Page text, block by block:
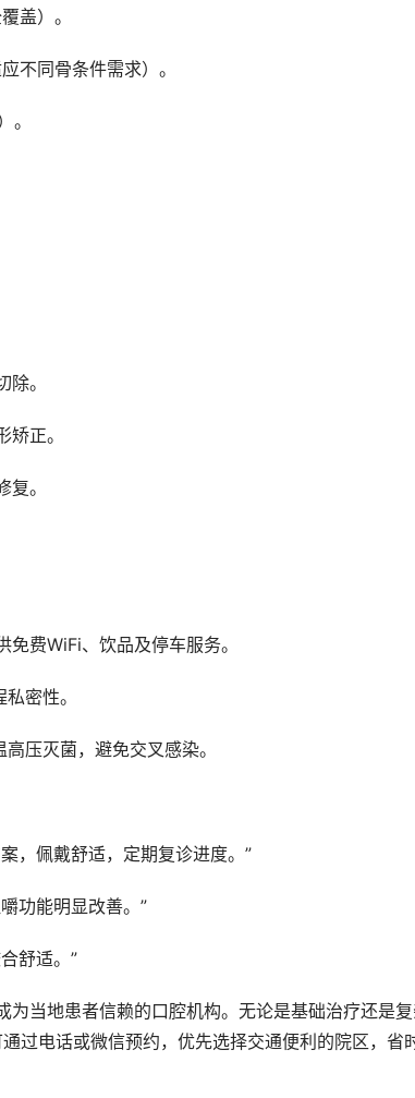
盖）。
不同骨条件需求）。
。
正。
。
费WiFi、饮品及停车服务。
密性。
压灭菌，避免交叉感染。
，佩戴舒适，定期复诊进度。”
功能明显改善。”
舒适。”
过电话或微信预约，优先选择交通便利的院区，省